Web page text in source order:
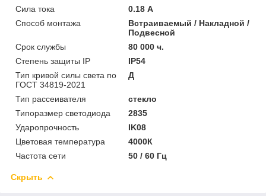
Сила тока
0.18 А
Способ монтажа
Встраиваемый / Накладной /
Подвесной
Срок службы
80 000 ч.
Степень защиты IP
IP54
Тип кривой силы света по
ГОСТ 34819-2021
Д
Тип рассеивателя
стекло
Типоразмер светодиода
2835
Ударопрочность
IK08
Цветовая температура
4000К
Частота сети
50 / 60 Гц
Скрыть